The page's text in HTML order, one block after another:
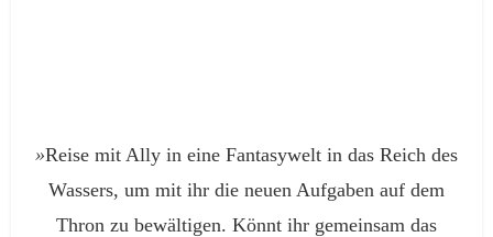
»Reise mit Ally in eine Fantasywelt in das Reich des
Wassers, um mit ihr die neuen Aufgaben auf dem
Thron zu bewältigen. Könnt ihr gemeinsam das